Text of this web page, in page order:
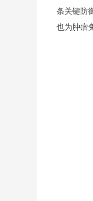
条关键防
也为肿瘤